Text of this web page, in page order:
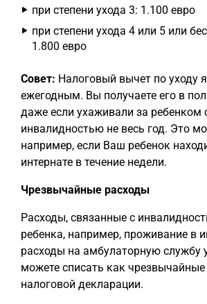
при степени ухода 3: 1.100 евро
при степени ухода 4 или 5 или
1.800 евро
Совет: Налоговый вычет по уходу
ежегодным. Вы получаете его в
даже если ухаживали за ребенком
инвалидностью не весь год. Это
например, если Ваш ребенок
интернате в течение недели.
Чрезвычайные расходы
Расходы, связанные с
ребенка, например, проживание в
расходы на амбулаторную службу
можете списать как
налоговой декларации.